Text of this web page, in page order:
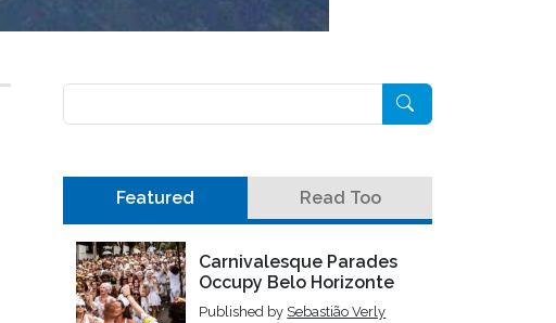
Featured Read Too
Carnivalesque Parades
Occupy Belo Horizonte
Published by Sebastião Verly